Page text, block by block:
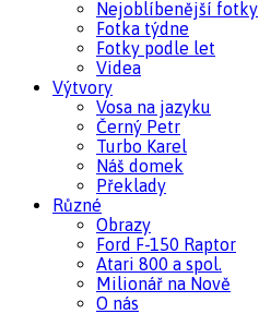
Nejoblíbenější fotky
Fotka týdne
Fotky podle let
Videa
Výtvory
Vosa na jazyku
Černý Petr
Turbo Karel
Náš domek
Překlady
Různé
Obrazy
Ford F-150 Raptor
Atari 800 a spol.
Milionář na Nově
O nás